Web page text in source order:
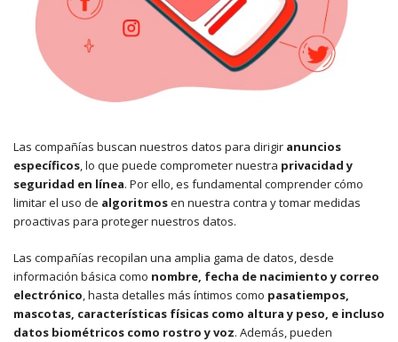
Las compañías buscan nuestros datos para dirigir anuncios
específicos, lo que puede comprometer nuestra privacidad y
seguridad en línea. Por ello, es fundamental comprender cómo
limitar el uso de algoritmosen nuestra contra y tomar medidas
proactivas para proteger nuestros datos.
Las compañías recopilan una amplia gama de datos, desde
información básica como nombre, fecha de nacimiento y correo
electrónico, hasta detalles más íntimos como pasatiempos,
mascotas, características físicas como altura y peso, e incluso
datos biométricos como rostro y voz. Además, pueden